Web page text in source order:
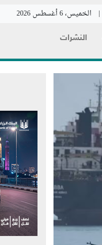
| الخميس، 6 أغسطس 2026
النشرات